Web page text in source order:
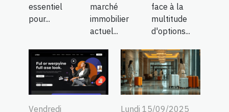
essentiel
pour...
marché
immobilier
actuel...
face à la
multitude
d'options...
Vendredi
Lundi 15/09/2025